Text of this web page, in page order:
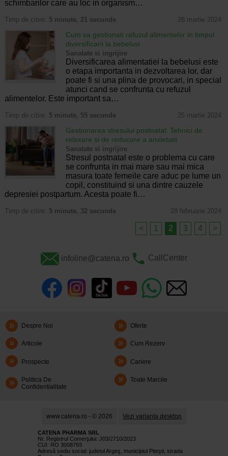
schimbarilor care au loc in organism…
Timp de citire: 5 minute, 21 secunde 28 martie 2024
Cum sa gestionati refuzul alimentelor in timpul
diversificarii la bebelusi
Sanatate si ingrijire
Diversificarea alimentatiei la bebelusi este
o etapa importanta in dezvoltarea lor, dar
poate fi si una plina de provocari, in special
atunci cand se confrunta cu refuzul
alimentelor. Este important sa…
Timp de citire: 5 minute, 55 secunde 25 martie 2024
Gestionarea stresului postnatal: Tehnici de
relaxare si de reducere a anxietatii
Sanatate si ingrijire
Stresul postnatal este o problema cu care
se confrunta in mai mare sau mai mica
masura toate femeile care aduc pe lume un
copil, constituind si una dintre cauzele
depresiei postpartum. Acesta poate fi…
Timp de citire: 5 minute, 32 secunde 28 februarie 2024
< 1 2 3 4 >
infoline@catena.ro CallCenter
Despre Noi Oferte
Articole Cum Rezerv
Prospecte Cariere
Politica De
Confidentialitate
Toate Marcile
www.catena.ro - © 2026 Vezi varianta desktop
CATENA PHARMA SRL
Nr. Registrul Comerţului: J03/2710/2023
CUI: RO 3008793
Adresă sediu social: judetul Argeş, municipiul Piteşti, strada